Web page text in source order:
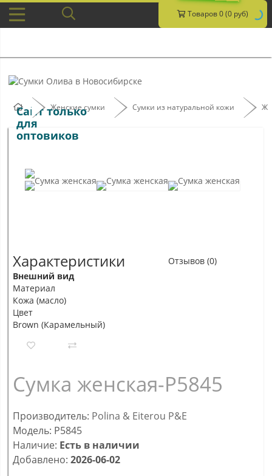
Товаров 0 (0 руб)
Сайт только
для
оптовиков
Женские сумки Сумки из натуральной кожи
Характеристики
Отзывов (0)
Внешний вид
Материал
Кожа (масло)
Цвет
Brown (Карамельный)
Сумка женская-P5845
Производитель: Polina & Eiterou P&E
Модель: P5845
Наличие: Есть в наличии
Добавлено: 2026-06-02